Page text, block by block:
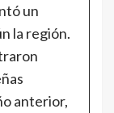
un
la región.
anterior,